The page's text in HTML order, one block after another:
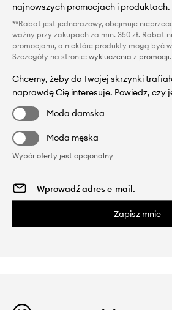
najnowszych promocjach i produktach.
**Rabat jest jednorazowy, obejmuje
ważny przy zakupach za min. 350 zł. Rabat
promocjami, a niektóre produkty mogą być
Szczegóły na stronie: wykluczenia z promocji.
Chcemy, żeby do Twojej skrzynki
naprawdę Cię interesuje. Powiedz, czy
Moda damska
Moda męska
Wybór oferty jest opcjonalny
Zapisz mnie